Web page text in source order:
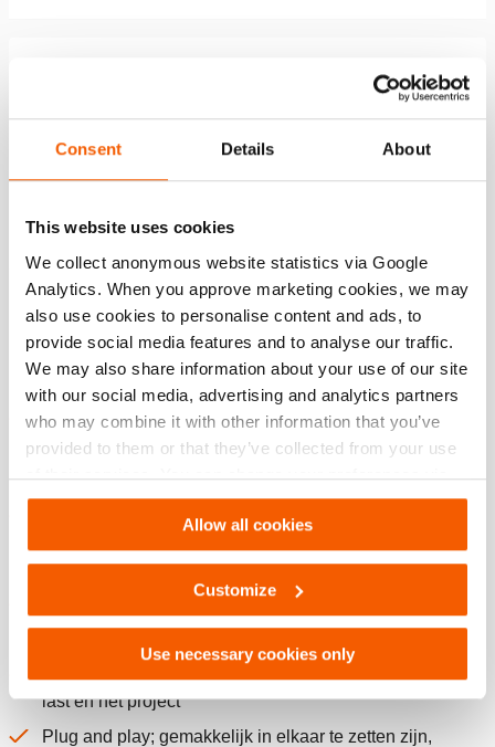
Consent Details About
This website uses cookies
We collect anonymous website statistics via Google
Analytics. When you approve marketing cookies, we may
also use cookies to personalise content and ads, to
provide social media features and to analyse our traffic.
We may also share information about your use of our site
with our social media, advertising and analytics partners
who may combine it with other information that you’ve
provided to them or that they’ve collected from your use
of their services. You can change your preferences via
Settings. See ourcookiestatement.
Allow all cookies
Customize
Use necessary cookies only
Skidding System Track 1,8 mtr. LW
Functies
Lage constructiehoogte; totale hoogte is 56 mm (2.20
Efficiënt bij een beperkte insteekruimte
Lichtgewicht componenten met optimaal geplaatste
handvatten
Gemakkelijk door één of twee personen te dragen,
vorkheftruck nodig)
Gemakkelijk uit te breiden naar gelang de grootte van de
last en het project
Plug and play; gemakkelijk in elkaar te zetten zijn,